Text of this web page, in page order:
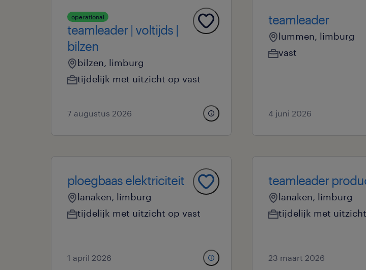
operational
teamleader | voltijds |
bilzen
bilzen, limburg
tijdelijk met uitzicht op vast
7 augustus 2026
teamleader
lummen, limburg
vast
4 juni 2026
ploegbaas elektriciteit
lanaken, limburg
tijdelijk met uitzicht op vast
1 april 2026
teamleader
lanaken, limburg
tijdelijk met
23 maart 2026